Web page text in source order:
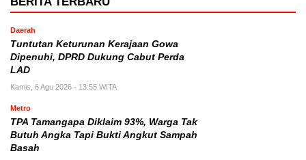
Daerah
Tuntutan Keturunan Kerajaan Gowa
Dipenuhi, DPRD Dukung Cabut Perda
LAD
Kamis, 6 Agu 2026 - 13:55 WITA
Metro
TPA Tamangapa Diklaim 93%, Warga Tak
Butuh Angka Tapi Bukti Angkut Sampah
Basah